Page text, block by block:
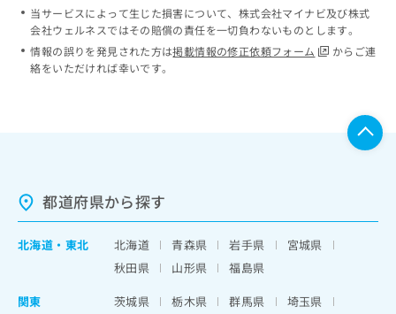
当サービスによって生じた損害について、株式会社マイナビ及び株式
会社ウェルネスではその賠償の責任を一切負わないものとします。
情報の誤りを発見された方は掲載情報の修正依頼フォーム
からご連
絡をいただければ幸いです。
都道府県から探す
北海道 ・ 東北 北海道 青森県 岩手県
宮城県
秋田県
山形県
福島県
関東
茨城県 栃木県 群馬県
埼玉県